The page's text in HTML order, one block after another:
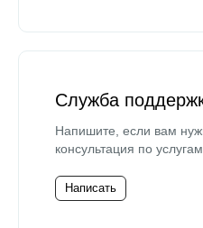
Служба
Напишите, если вам
консультация по услугам.
Написать